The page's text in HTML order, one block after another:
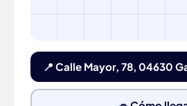
📍 Calle Mayor, 78, 04630